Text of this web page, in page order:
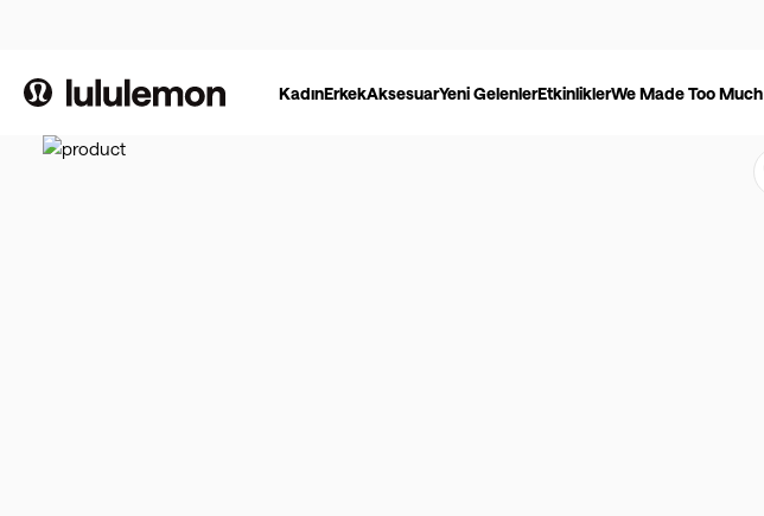
KadınErkekAksesuarYeni GelenlerEtkinliklerWe Made Too Much